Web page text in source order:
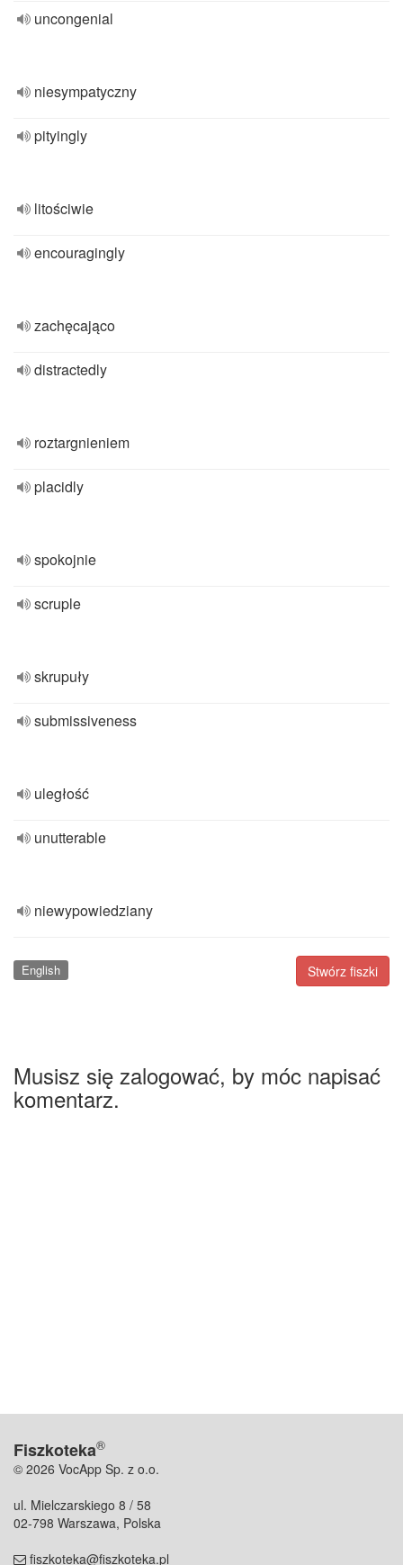
uncongenial
niesympatyczny
pityingly
litościwie
encouragingly
zachęcająco
distractedly
roztargnieniem
placidly
spokojnie
scruple
skrupuły
submissiveness
uległość
unutterable
niewypowiedziany
Stwórz fiszki
English
Musisz się zalogować, by móc napisać
komentarz.
Fiszkoteka®
© 2026 VocApp Sp. z o.o.
ul. Mielczarskiego 8 / 58
02-798 Warszawa, Polska
fiszkoteka@fiszkoteka.pl